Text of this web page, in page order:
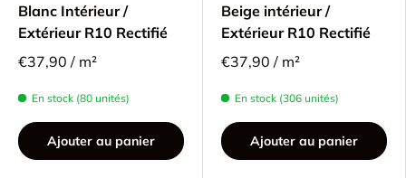
Blanc Intérieur /
Extérieur R10 Rectifié
€37,90 / m²
En stock (80 unités)
Ajouter au panier
Beige intérieur /
Extérieur R10 Rectifié
€37,90 / m²
En stock (306 unités)
Ajouter au panier